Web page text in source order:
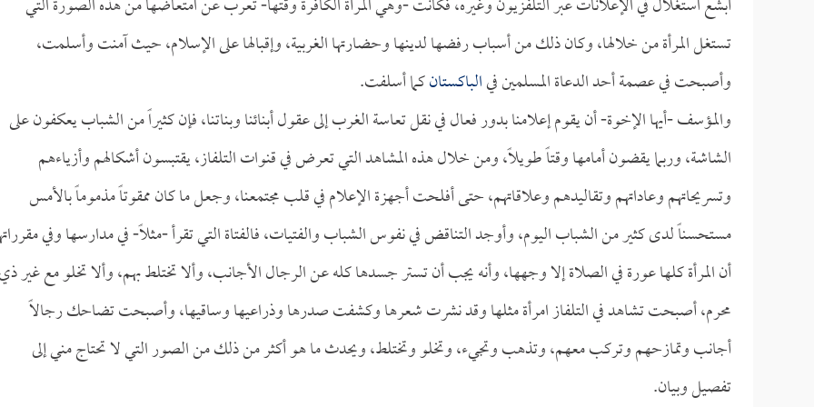
تستغل المرأة من خلالها، وكان ذلك من أسباب رفضها لدينها وحضارتها الغربية، وإقبالها على الإسلام، حيث آمنت وأسلمت،
وأصبحت في عصمة أحد الدعاة المسلمين فيالباكستانكما أسلفت.
والمؤسف -أيها الإخوة- أن يقوم إعلامنا بدور فعال في نقل تعاسة الغرب إلى عقول أبنائنا وبناتنا، فإن كثيراً من الشباب يعكفون على
الشاشة، وربما يقضون أمامها وقتاً طويلاً، ومن خلال هذه المشاهد التي تعرض في قنوات التلفاز، يقتبسون أشكالهم وأزياءهم
وتسريحاتهم وعاداتهم وتقاليدهم وعلاقاتهم، حتى أفلحت أجهزة الإعلام في قلب مجتمعنا، وجعل ما كان ممقوتاً مذموماً بالأمس
مستحسناً لدى كثير من الشباب اليوم، وأوجد التناقض في نفوس الشباب والفتيات، فالفتاة التي تقرأ -مثلاً- في مدارسها وفي
أن المرأة كلها عورة في الصلاة إلا وجهها، وأنه يجب أن تستر جسدها كله عن الرجال الأجانب، وألا تختلط بهم، وألا تخلو مع غير
محرم، أصبحت تشاهد في التلفاز امرأة مثلها وقد نشرت شعرها وكشفت صدرها وذراعيها وساقيها، وأصبحت تضاحك رجالاً
أجانب وتمازحهم وتركب معهم، وتذهب وتجيء، وتخلو وتختلط، ويحدث ما هو أكثر من ذلك من الصور التي لا تحتاج مني إلى
تفصيل وبيان.